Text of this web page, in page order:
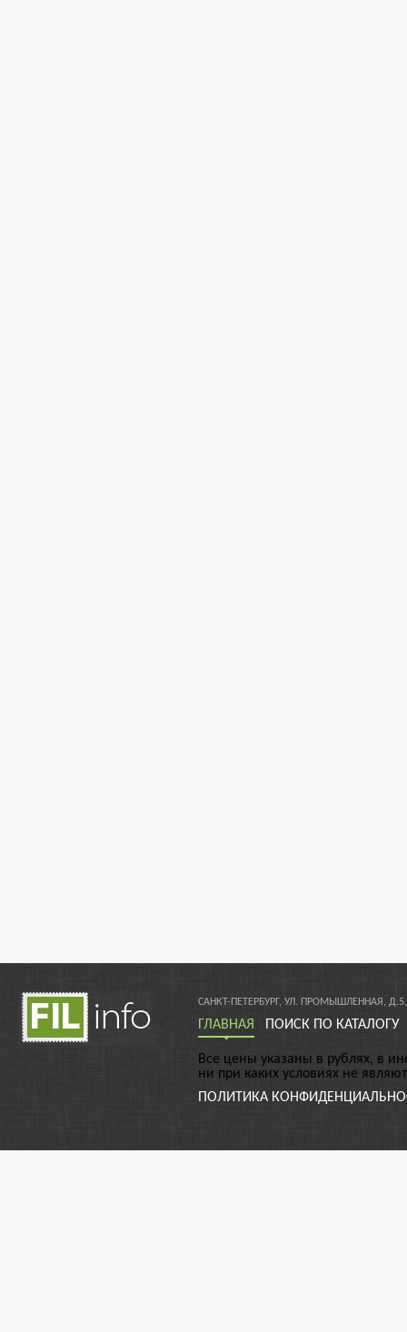
САНКТ-ПЕТЕРБУРГ, УЛ. ПРОМЫШЛЕННАЯ,
ГЛАВНАЯ ПОИСК ПО КАТАЛОГУ
Все цены указаны в рублях, в
ни при каких условиях не
ПОЛИТИКА